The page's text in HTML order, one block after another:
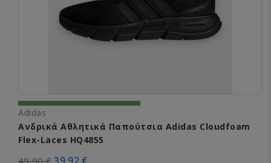
Adidas
Ανδρικά Αθλητικά Παπούτσια Adidas Cloudfoam
Flex-Laces HQ4855